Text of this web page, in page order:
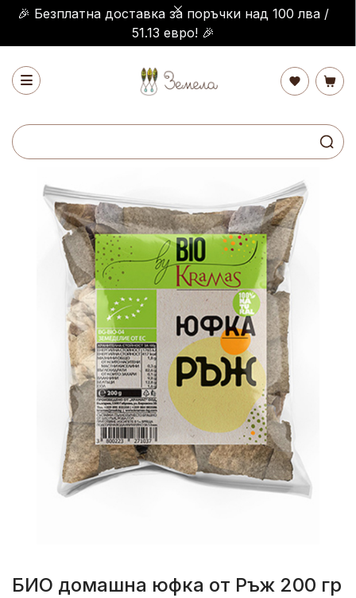
🎉 Безплатна доставка за поръчки над 100 лва /
51.13 евро! 🎉
БИО домашна юфка от Ръж 200 гр